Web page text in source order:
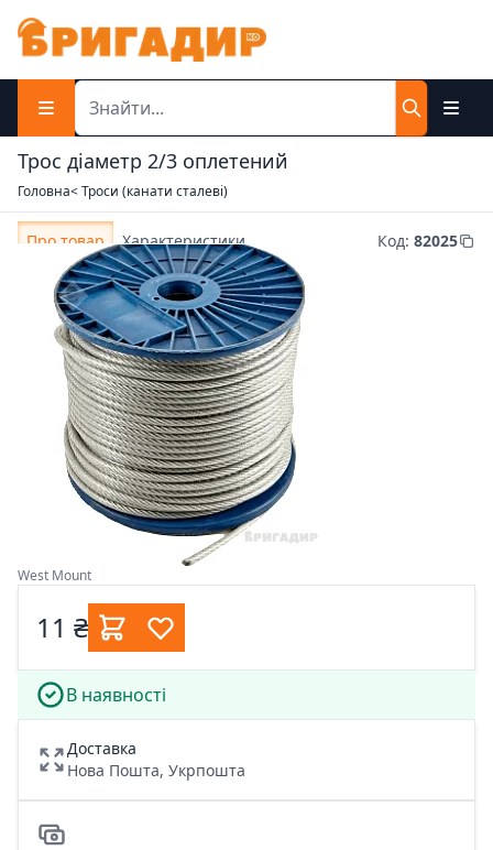
Трос діаметр 2/3 оплетений
Головна< Троси (канати сталеві)
Про товар Характеристики Код: 82025
West Mount
11 ₴
В наявності
Доставка
Нова Пошта, Укрпошта